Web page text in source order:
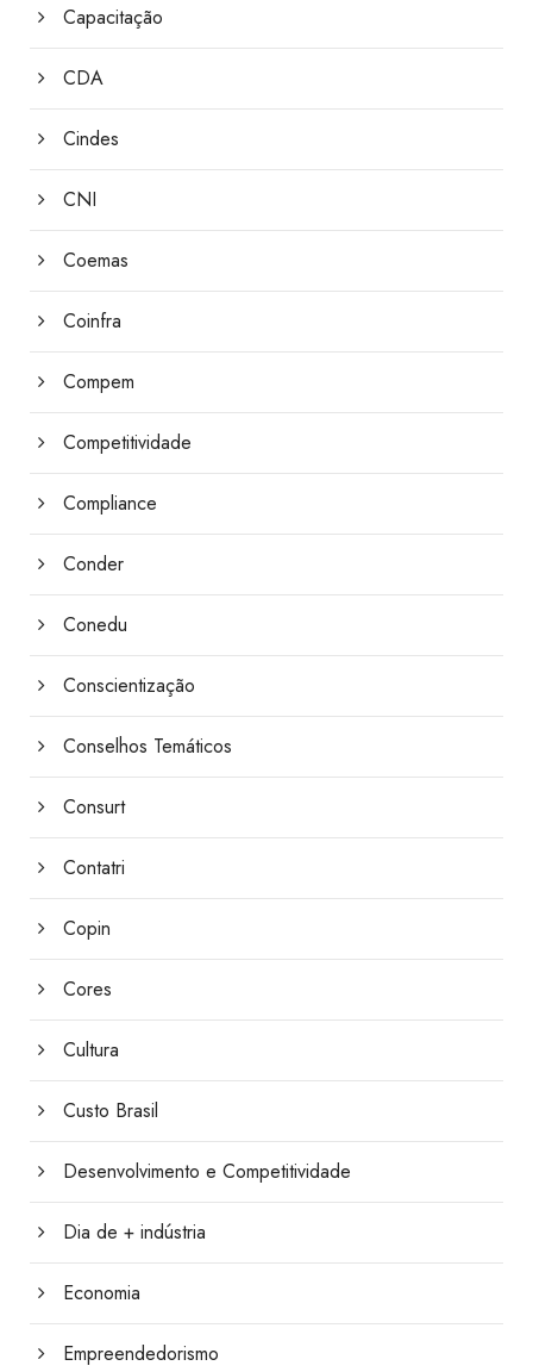
Capacitação
CDA
Cindes
CNI
Coemas
Coinfra
Compem
Competitividade
Compliance
Conder
Conedu
Conscientização
Conselhos Temáticos
Consurt
Contatri
Copin
Cores
Cultura
Custo Brasil
Desenvolvimento e Competitividade
Dia de + indústria
Economia
Empreendedorismo